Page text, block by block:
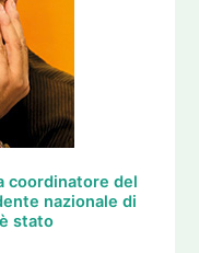
coordinatore del
nazionale di
stato